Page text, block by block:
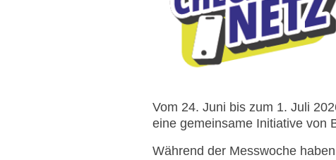
Vom 24. Juni bis zum 1. Juli
eine gemeinsame Initiative von
Während der Messwoche